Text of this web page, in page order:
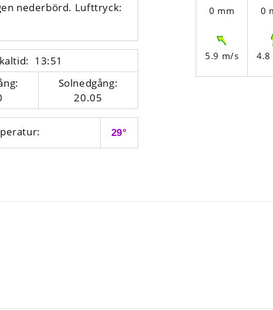
nederbörd. Lufttryck:
13:51
Solnedgång:
20.05
29°
0 mm
5.9 m/s
0
4.8